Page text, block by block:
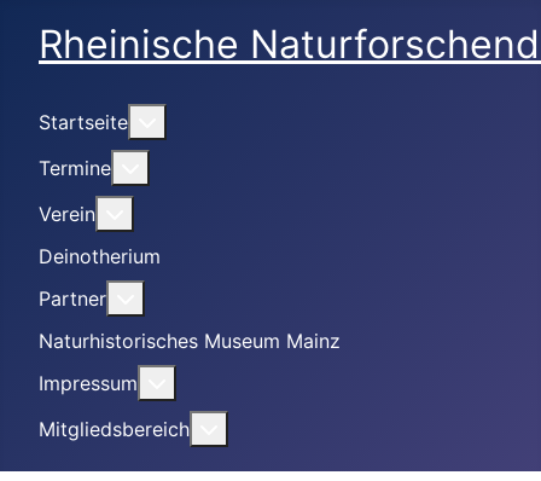
Rheinische
Startseite
Termine
Verein
Deinotherium
Partner
Naturhistorisches Museum Mainz
Impressum
Mitgliedsbereich